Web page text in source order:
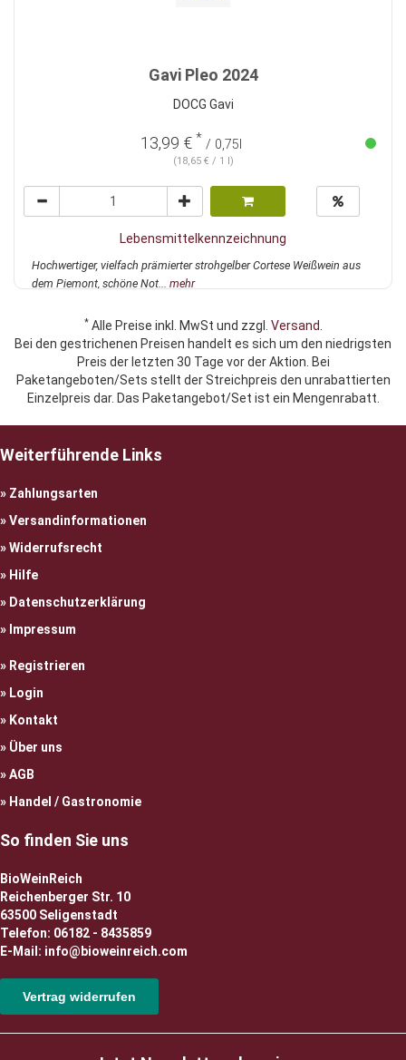
Gavi Pleo 2024
DOCG Gavi
13,99 € * / 0,75l
(18,65 € / 1 l)
Lebensmittelkennzeichnung
Hochwertiger, vielfach prämierter strohgelber Cortese Weißwein aus
dem Piemont, schöne Not... mehr
*Alle Preise inkl. MwSt und zzgl. Versand.
Bei den gestrichenen Preisen handelt es sich um den niedrigsten
Preis der letzten 30 Tage vor der Aktion. Bei
Paketangeboten/Sets stellt der Streichpreis den unrabattierten
Einzelpreis dar. Das Paketangebot/Set ist ein Mengenrabatt.
Weiterführende Links
Zahlungsarten
Versandinformationen
Widerrufsrecht
Hilfe
Datenschutzerklärung
Impressum
Registrieren
Login
Kontakt
Über uns
AGB
Handel / Gastronomie
So finden Sie uns
BioWeinReich
Reichenberger Str. 10
63500 Seligenstadt
Telefon: 06182 - 8435859
E-Mail: info@bioweinreich.com
Vertrag widerrufen